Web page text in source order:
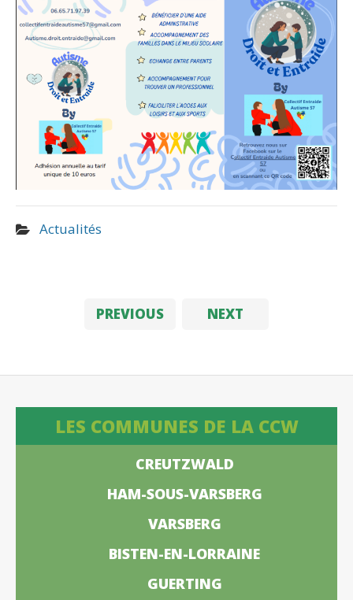
Actualités
PREVIOUS NEXT
LES COMMUNES DE LA CCW
CREUTZWALD
HAM-SOUS-VARSBERG
VARSBERG
BISTEN-EN-LORRAINE
GUERTING